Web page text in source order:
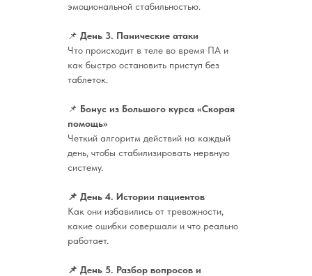
эмоциональной стабильностью.
📌 День 3. Панические атаки
Что происходит в теле во время ПА и
как быстро остановить приступ без
таблеток.
📌 Бонус из Большого курса «Скорая
помощь»
Четкий алгоритм действий на каждый
день, чтобы стабилизировать нервную
систему.
📌 День 4. Истории пациентов
Как они избавились от тревожности,
какие ошибки совершали и что реально
работает.
📌 День 5. Разбор вопросов и